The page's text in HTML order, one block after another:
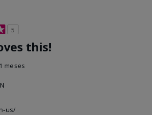
5
this!
meses
us/